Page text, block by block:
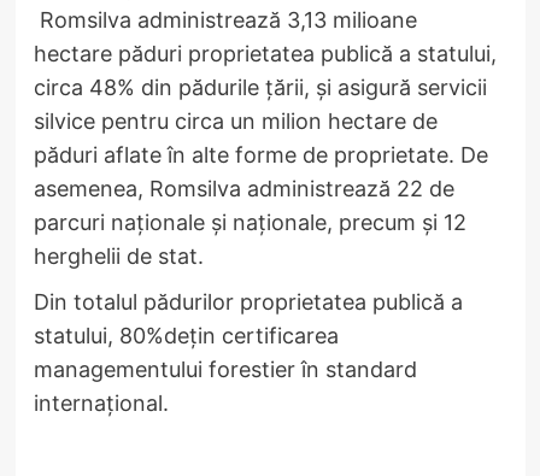
Romsilva administrează 3,13 milioane
hectare păduri proprietatea publică a statului,
circa 48% din pădurile țării, și asigură servicii
silvice pentru circa un milion hectare de
păduri aflate în alte forme de proprietate. De
asemenea, Romsilva administrează 22 de
parcuri naționale și naționale, precum și 12
herghelii de stat.
Din totalul pădurilor proprietatea publică a
statului, 80%dețin certificarea
managementului forestier în standard
internațional.